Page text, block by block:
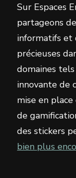
Sur Espaces
partageons
informatifs et
précieuses
domaines
innovante de
mise en
de
des stickers
bien plus